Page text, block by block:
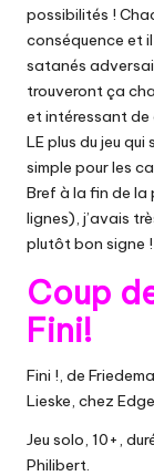
possibilités !
conséquence et
satanés
trouveront ça
et intéressant de
LE plus du jeu
simple pour les
Bref à la fin de
lignes), j’avais
plutôt bon signe !
Coup
Fini!
Fini !, de
Lieske, chez
Jeu solo, 10+,
Philibert.